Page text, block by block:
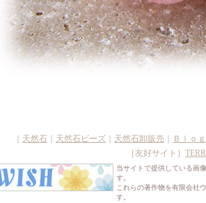
天然石 天然石ビーズ 天然石卸販売
Ｂｌｏｇ
［友好サイト］
当サイトで提供している画
す。
これらの著作物を有限会社
す。